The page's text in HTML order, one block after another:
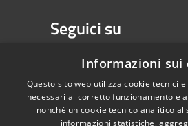
Seguici su
FacebookYoutube
Informazioni sui
Questo sito web utilizza cookie tecnici
necessari al corretto funzionamento e
nonché un cookie tecnico analitico
informazioni statistiche,